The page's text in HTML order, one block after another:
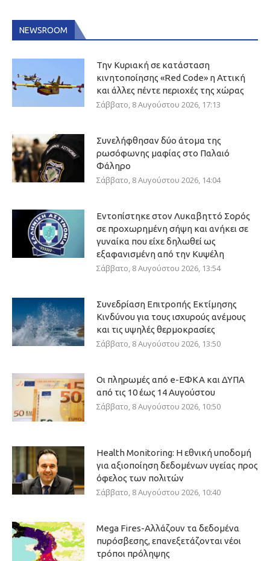
NEWSROOM
Την Κυριακή σε κατάσταση
κινητοποίησης «Red Code» η Αττική
και άλλες πέντε περιοχές της χώρας
Σάββατο, 8 Αυγούστου 2026, 17:13
Συνελήφθησαν δύο άτομα της
ρωσόφωνης μαφίας στο Παλαιό
Φάληρο
Σάββατο, 8 Αυγούστου 2026, 14:04
Εντοπίστηκε στον Λυκαβηττό Σορός
σε προχωρημένη σήψη και ανήκει σε
γυναίκα που είχε δηλωθεί ως
εξαφανισμένη από την Κυψέλη
Σάββατο, 8 Αυγούστου 2026, 13:54
Συνεδρίαση Επιτροπής Εκτίμησης
Κινδύνου για τους ισχυρούς ανέμους
και τις υψηλές θερμοκρασίες
Σάββατο, 8 Αυγούστου 2026, 13:50
Οι πληρωμές από e-ΕΦΚΑ και ΔΥΠΑ
από τις 10 έως 14 Αυγούστου
Σάββατο, 8 Αυγούστου 2026, 10:50
Health Monitoring: Η εθνική υποδομή
για αξιοποίηση δεδομένων υγείας προς
όφελος των πολιτών
Σάββατο, 8 Αυγούστου 2026, 10:40
Mega Fires-Αλλάζουν τα δεδομένα
πυρόσβεσης, επανεξετάζονται νέοι
τρόποι πρόληψης